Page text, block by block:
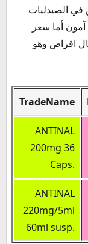
اقراص في الصيدليات
آمون أما سعر
اقراص وهو
TradeName
ANTINAL
200mg 36
Caps.
ANTINAL
220mg/5ml
60ml susp.